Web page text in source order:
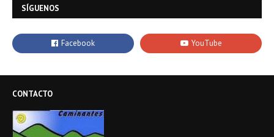
SÍGUENOS
CONTACTO